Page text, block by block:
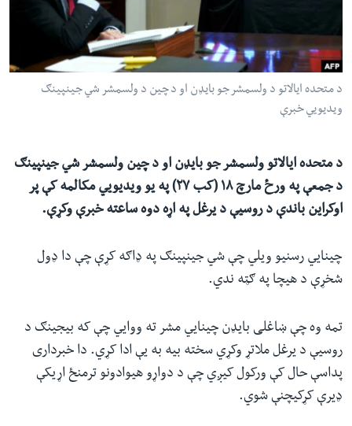
لټون
ځای
لاړ
له مونږ سره په تماس کې پاتې شئ
ژبې
د متحده ایالاتو د ولسمشر جو بایډن او د چین د ولسمشر شي جینپینګ
ویدیویي خبرې
د متحده ایالاتو ولسمشر جو بایډن او د چین ولسمشر شي جینپینګ
د جمعې په ورځ مارچ ۱۸ (کب ۲۷) په یو ویدیويي مکالمه کې پر
اوکراین باندې د روسیې د یرغل په اړه دوه ساعته خبرې وکړې.
چینایي رسنیو ویلي چې شي جینپینګ په ډاګه کړې چې دا ډول
شخړې د هیچا په ګټه ندي.
تمه وه چې ښاغلی بایډن چینايي مشر ته ووایي چې که بیجینګ د
روسیې د یرغل ملاتړ وکړي سخته بیه به یې ادا کړي. دا خبرداری
پداسې حال کې ورکول کیږي چې د دواړو هیوادونو ترمنځ اړیکې
ډیرې کړکیچنې شوي.